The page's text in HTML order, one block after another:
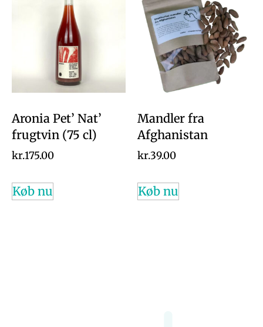
Aronia Pet’ Nat’
frugtvin (75 cl)
kr.175.00
Køb nu
Mandler fra
Afghanistan
kr.39.00
Køb nu